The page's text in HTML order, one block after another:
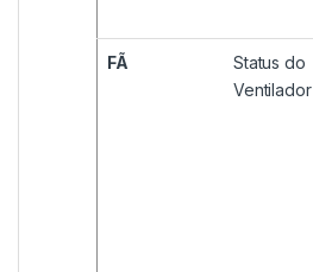
FÃ
Status do
Ventilador